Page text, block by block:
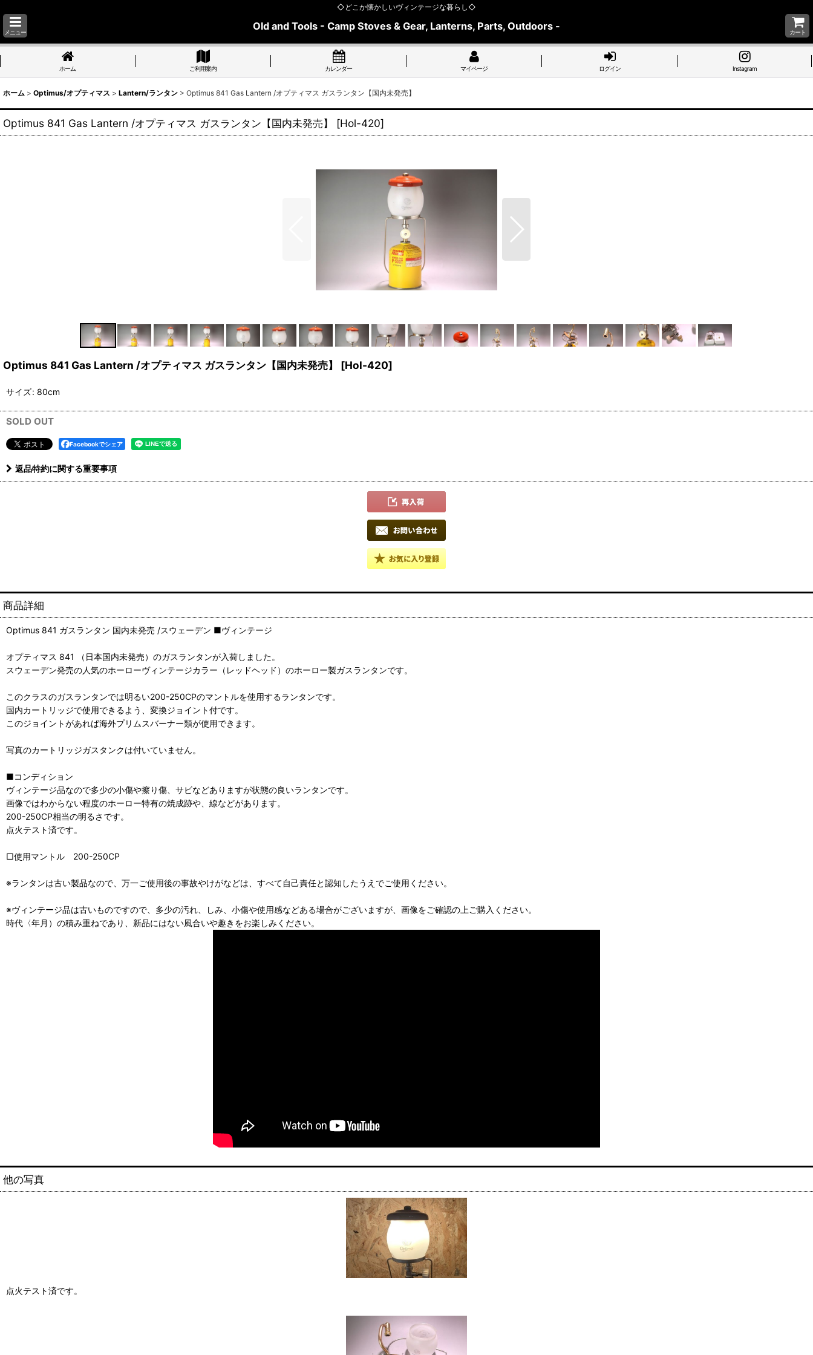
◇どこか懐かしいヴィンテージな暮らし◇
メニュー
Old and Tools - Camp Stoves & Gear, Lanterns, Parts, Outdoors -
カート
ホーム ご利用案内 カレンダー マイページ ログイン Instagram
ホーム > Optimus/オプティマス > Lantern/ランタン > Optimus 841 Gas Lantern /オプティマス ガスランタン【国内未発売】
Optimus 841 Gas Lantern /オプティマス ガスランタン【国内未発売】 [Hol-420]
Optimus 841 Gas Lantern /オプティマス ガスランタン【国内未発売】 [Hol-420]
サイズ: 80cm
SOLD OUT
Facebookでシェア
返品特約に関する重要事項
商品詳細
Optimus 841 ガスランタン 国内未発売 /スウェーデン ■ヴィンテージ
オプティマス 841 （日本国内未発売）のガスランタンが入荷しました。
スウェーデン発売の人気のホーローヴィンテージカラー（レッドヘッド）のホーロー製ガスランタンです。
このクラスのガスランタンでは明るい200-250CPのマントルを使用するランタンです。
国内カートリッジで使用できるよう、変換ジョイント付です。
このジョイントがあれば海外プリムスバーナー類が使用できます。
写真のカートリッジガスタンクは付いていません。
■コンディション
ヴィンテージ品なので多少の小傷や擦り傷、サビなどありますが状態の良いランタンです。
画像ではわからない程度のホーロー特有の焼成跡や、線などがあります。
200-250CP相当の明るさです。
点火テスト済です。
□使用マントル 200-250CP
※ランタンは古い製品なので、万一ご使用後の事故やけがなどは、すべて自己責任と認知したうえでご使用ください。
※ヴィンテージ品は古いものですので、多少の汚れ、しみ、小傷や使用感などある場合がございますが、画像をご確認の上ご購入ください。
時代〈年月）の積み重ねであり、新品にはない風合いや趣きをお楽しみください。
他の写真
点火テスト済です。